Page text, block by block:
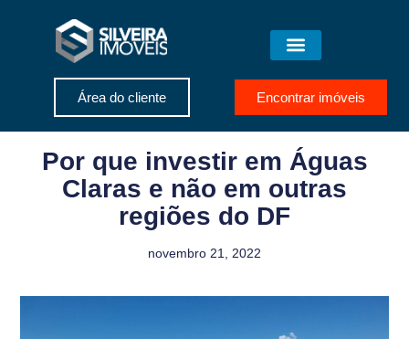
Área do cliente Encontrar imóveis
Por que investir em Águas
Claras e não em outras
regiões do DF
novembro 21, 2022